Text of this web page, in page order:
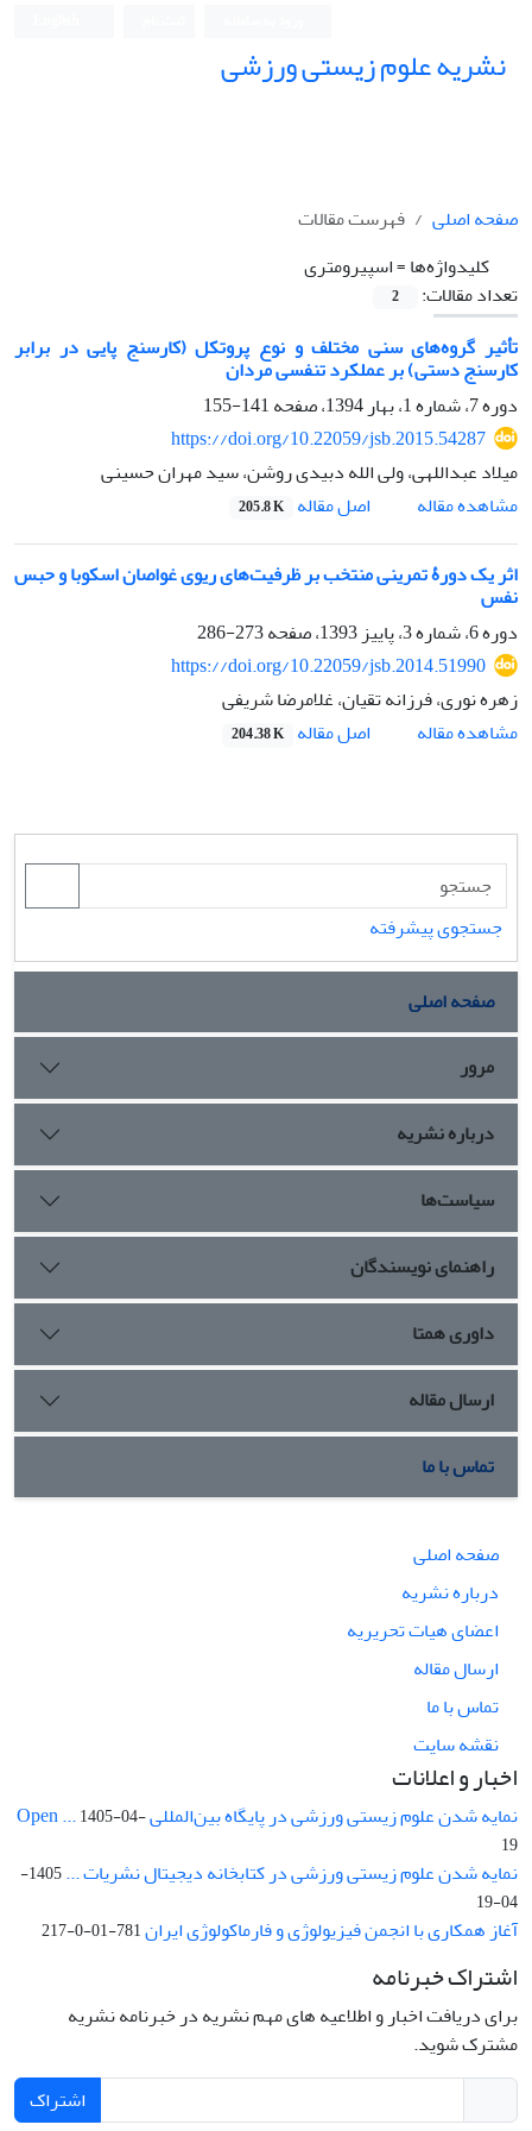
نشریه علوم زیستی ورزشی
صفحه اصلی
فهرست مقالات
کلیدواژه‌ها =اسپیرومتری
تعداد مقالات:
2
تأثیر گروه‌های سنی مختلف و نوع پروتکل (کارسنج پایی در برابر
کارسنج دستی) بر عملکرد تنفسی مردان
دوره 7، شماره 1، بهار 1394، صفحه
141-155
https://doi.org/10.22059/jsb.2015.54287
میلاد عبداللهی، ولی الله دبیدی روشن، سید مهران حسینی
مشاهده مقاله
اصل مقاله 205.8 K
اثر یک دورۀ تمرینی منتخب بر ظرفیت‌های ریوی غواصان اسکوبا و حبس
نفس
دوره 6، شماره 3، پاییز 1393، صفحه
273-286
https://doi.org/10.22059/jsb.2014.51990
زهره نوری، فرزانه تقیان، غلامرضا شریفی
مشاهده مقاله
اصل مقاله 204.38 K
جستجوی پیشرفته
صفحه اصلی
مرور
درباره نشریه
سیاست‌ها
راهنمای نویسندگان
داوری همتا
ارسال مقاله
تماس با ما
صفحه اصلی
درباره نشریه
اعضای هیات تحریریه
ارسال مقاله
تماس با ما
نقشه سایت
اخبار و اعلانات
نمایه شدن علوم زیستی ورزشی در پایگاه بین‌المللی Open ...1405-04-
19
نمایه شدن علوم زیستی ورزشی در کتابخانه دیجیتال نشریات ...
1405-
04-19
آغاز همکاری با انجمن فیزیولوژی و فارماکولوژی ایران781-01-0-217
اشتراک خبرنامه
برای دریافت اخبار و اطلاعیه های مهم نشریه در خبرنامه نشریه
مشترک شوید.
اشتراک